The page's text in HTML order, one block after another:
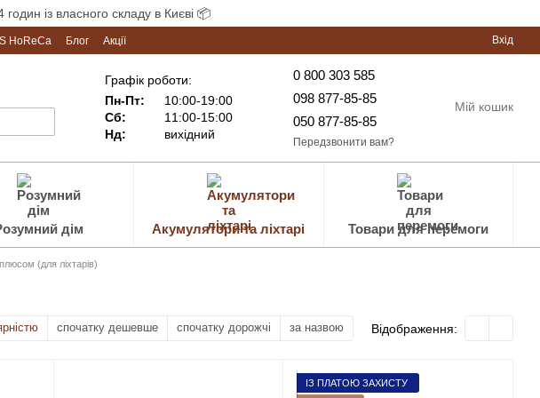
із власного складу в Києві 📦
HoReCa Блог Акції Вхід
Графік роботи:
Пн-Пт:
10:00-19:00
Сб:
11:00-15:00
Нд:
вихідний
0 800 303 585
098 877-85-85
050 877-85-85
Передзвонити вам?
Мій кошик
дім Акумулятори та ліхтарі Товари для перемоги
(для ліхтарів)
спочатку дешевше спочатку дорожчі за назвою Відображення:
ІЗ ПЛАТОЮ ЗАХИСТУ